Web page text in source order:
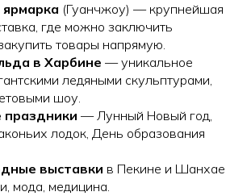
ярмарка (Гуанчжоу) — крупнейшая
где можно заключить
товары напрямую.
в Харбине — уникальное
ледяными скульптурами,
шоу.
праздники — Лунный Новый год,
лодок, День образования
выставки в Пекине и Шанхае
мода, медицина.